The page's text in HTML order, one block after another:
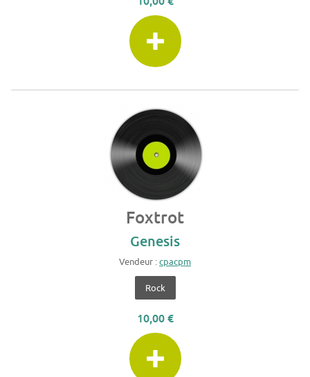
Foxtrot
Genesis
Vendeur :cpacpm
Rock
10,00 €